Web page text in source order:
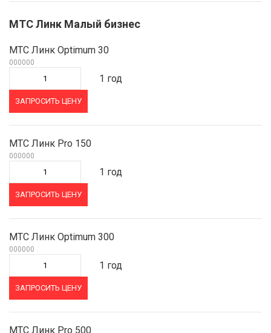
МТС Линк Малый бизнес
МТС Линк Optimum 30
000000
1 год
ЗАПРОСИТЬ ЦЕНУ
МТС Линк Pro 150
000000
1 год
ЗАПРОСИТЬ ЦЕНУ
МТС Линк Optimum 300
000000
1 год
ЗАПРОСИТЬ ЦЕНУ
МТС Линк Pro 500